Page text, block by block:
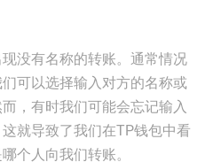
没有名称的转账。通常情况
可以选择输入对方的名称或
，有时我们可能会忘记输入
就导致了我们在TP钱包中看
个人向我们转账。